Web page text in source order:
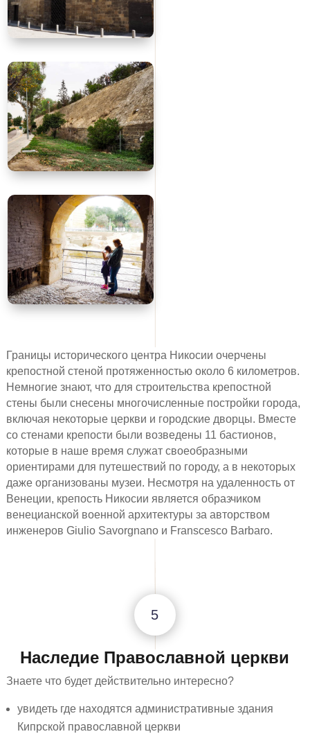
Границы исторического центра Никосии очерчены
крепостной стеной протяженностью около 6 километров.
Немногие знают, что для строительства крепостной
стены были снесены многочисленные постройки города,
включая некоторые церкви и городские дворцы. Вместе
со стенами крепости были возведены 11 бастионов,
которые в наше время служат своеобразными
ориентирами для путешествий по городу, а в некоторых
даже организованы музеи. Несмотря на удаленность от
Венеции, крепость Никосии является образчиком
венецианской военной архитектуры за авторством
инженеров Giulio Savorgnano и Franscesco Barbaro.
5
Наследие Православной церкви
Знаете что будет действительно интересно?
увидеть где находятся административные здания
Кипрской православной церкви